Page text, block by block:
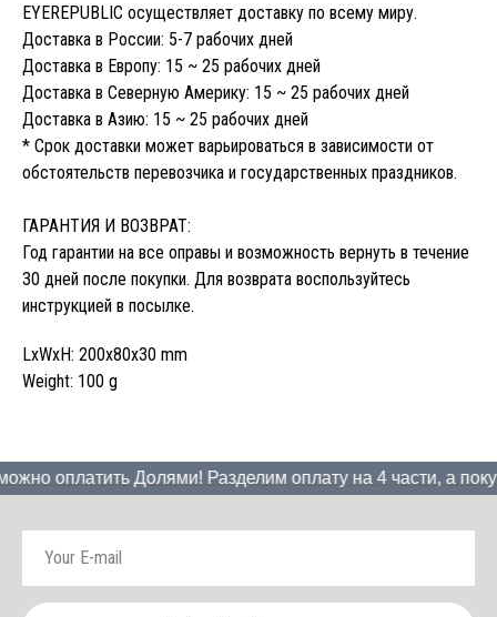
EYEREPUBLIC осуществляет доставку по всему миру.
Доставка в России: 5-7 рабочих дней
Доставка в Европу: 15 ~ 25 рабочих дней
Доставка в Северную Америку: 15 ~ 25 рабочих дней
Доставка в Азию: 15 ~ 25 рабочих дней
* Срок доставки может варьироваться в зависимости от
обстоятельств перевозчика и государственных праздников.
ГАРАНТИЯ И ВОЗВРАТ:
Год гарантии на все оправы и возможность вернуть в течение
30 дней после покупки. Для возврата воспользуйтесь
инструкцией в посылке.
LxWxH: 200x80x30 mm
Weight: 100 g
оплатить Долями! Разделим оплату на 4 части, а